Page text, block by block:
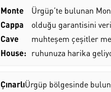
Monte
Cappa
Cave
House:
Ürgüp’te bulunan
olduğu garantisini
muhteşem çeşitler
ruhunuza harika
ÇınarlıÜrgüp bölgesinde